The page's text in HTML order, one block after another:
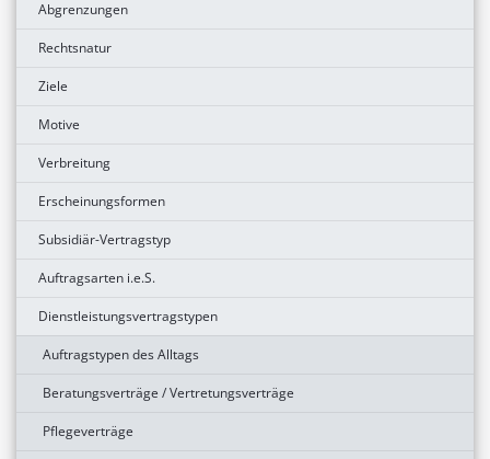
Abgrenzungen
Rechtsnatur
Ziele
Motive
Verbreitung
Erscheinungsformen
Subsidiär-Vertragstyp
Auftragsarten i.e.S.
Dienstleistungsvertragstypen
Auftragstypen des Alltags
Beratungsverträge / Vertretungsverträge
Pflegeverträge